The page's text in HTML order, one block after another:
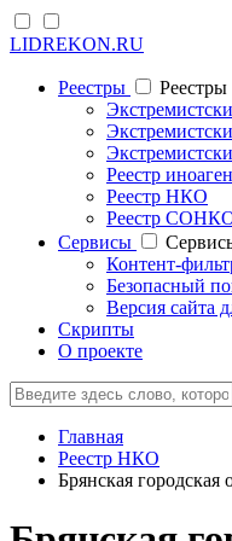
LIDREKON.RU
Реестры
Реестры
Реестр
Реестр НКО
Реестр
Cервисы
Контент-
Безопасный
Версия сайта
Скрипты
О проекте
Главная
Реестр НКО
Брянская городская